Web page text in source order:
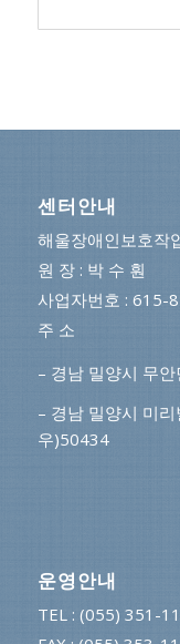
센터안내
해울장애인보호작
원 장 : 박 수 훤
사업자번호 : 615-
주 소
– 경남 밀양시 무
– 경남 밀양시 미
우)50434
운영안내
TEL : (055) 351-